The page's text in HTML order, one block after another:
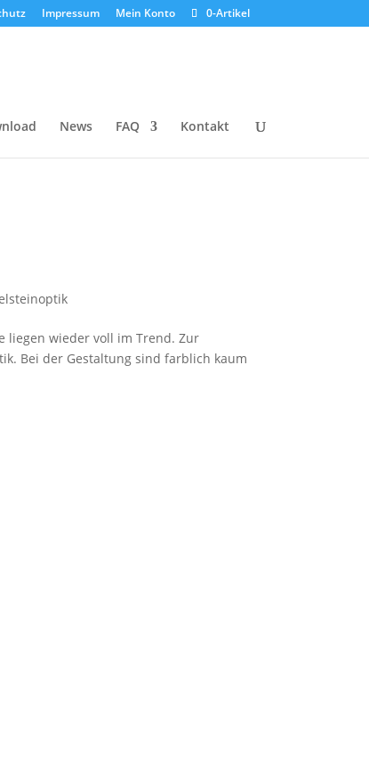
Impressum Mein Konto 0-Artikel
News FAQ Kontakt
liegen wieder voll im Trend. Zur
Bei der Gestaltung sind farblich kaum